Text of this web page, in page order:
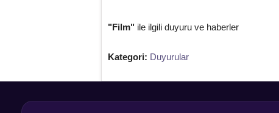
"Film" ile ilgili duyuru ve haberler
Kategori: Duyurular